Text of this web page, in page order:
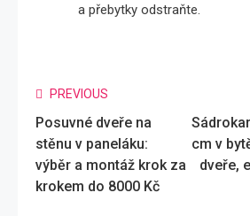
a přebytky odstraňte.
Read
more
articles
PREVIOUS
Posuvné dveře na
stěnu v paneláku:
výběr a montáž krok za
krokem do 8000 Kč
cm v
dveře,